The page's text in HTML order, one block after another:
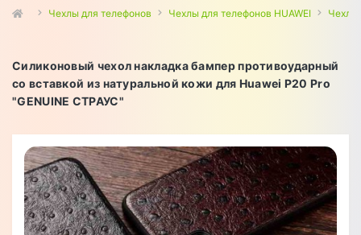
Чехлы для телефонов Чехлы для телефонов HUAWEI Чехлы
Силиконовый чехол накладка бампер противоударный
со вставкой из натуральной кожи для Huawei P20 Pro
"GENUINE СТРАУС"